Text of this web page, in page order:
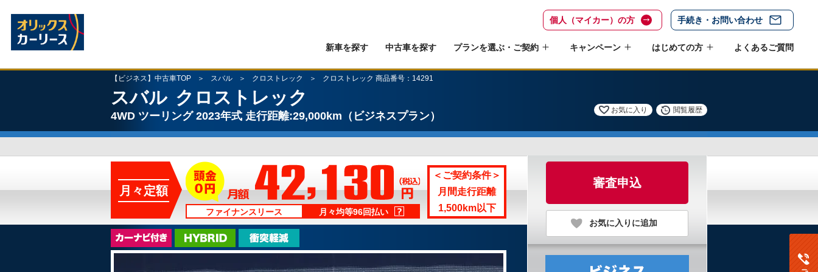
個人（マイカー）の方 手続き・お問い合わせ
新車を探す 中古車を探す プランを選ぶ・ご契約 キャンペーン はじめての方 よくあるご質問
【ビジネス】中古車TOP スバル クロストレック クロストレック 商品番号：14291
スバル クロストレック
4WD ツーリング 2023年式 走行距離:29,000km （ビジネスプラン）
お気に入り 閲覧履歴
月々定額
ファイナンスリース 月々均等96回払い
＜ご契約条件＞
月間走行距離
1,500km以下
審査申込
お気に入りに追加